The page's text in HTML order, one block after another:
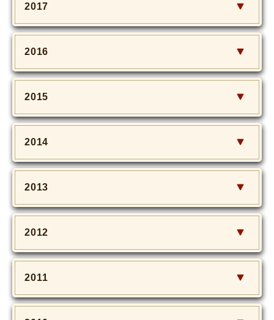
2017
2016
2015
2014
2013
2012
2011